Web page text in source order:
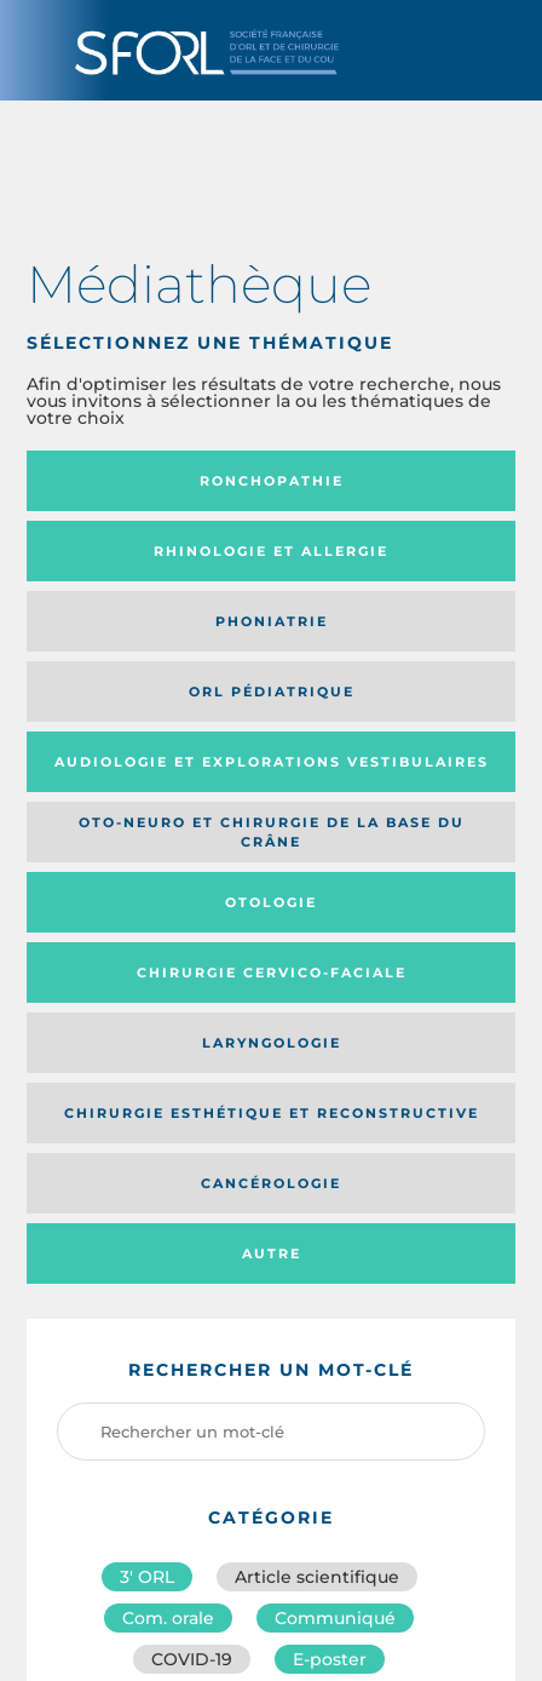
Médiathèque
SÉLECTIONNEZ UNE THÉMATIQUE
Afin d'optimiser les résultats de votre recherche, nous
vous invitons à sélectionner la ou les thématiques de
votre choix
RONCHOPATHIE
RHINOLOGIE ET ALLERGIE
PHONIATRIE
ORL PÉDIATRIQUE
AUDIOLOGIE ET EXPLORATIONS VESTIBULAIRES
OTO-NEURO ET CHIRURGIE DE LA BASE DU
CRÂNE
OTOLOGIE
CHIRURGIE CERVICO-FACIALE
AUTRE
LARYNGOLOGIE
CHIRURGIE ESTHÉTIQUE ET RECONSTRUCTIVE
CANCÉROLOGIE
RECHERCHER UN MOT-CLÉ
CATÉGORIE
3′ ORL
Article scientifique
Com. orale
Communiqué
COVID-19
E-poster